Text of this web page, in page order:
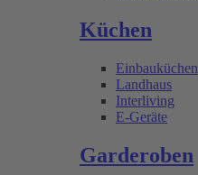
Küchen
Einbauküchen
Landhaus
Interliving
E-Geräte
Garderoben